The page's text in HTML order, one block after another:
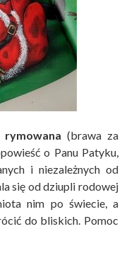
(brawa za
o Panu Patyku,
i niezależnych od
się od dziupli rodowej
nim po świecie, a
do bliskich. Pomoc